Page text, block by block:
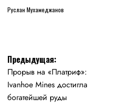
Руслан Мухамеджанов
Навигация
по
Предыдущая:
Прорыв на «Платриф»:
Ivanhoe Mines достигла
богатейшей руды